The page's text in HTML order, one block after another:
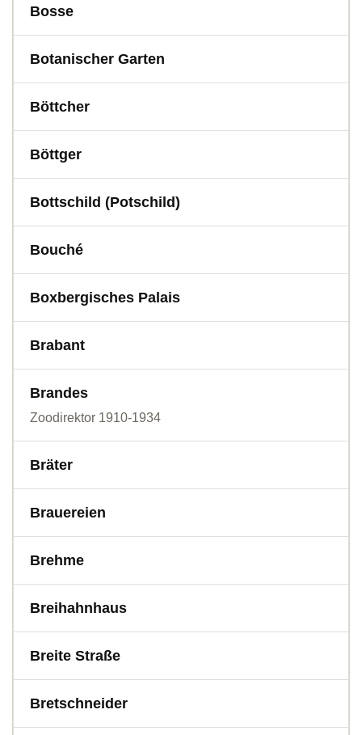
Bosse
Botanischer Garten
Böttcher
Böttger
Bottschild (Potschild)
Bouché
Boxbergisches Palais
Brabant
Brandes
Zoodirektor 1910-1934
Bräter
Brauereien
Brehme
Breihahnhaus
Breite Straße
Bretschneider